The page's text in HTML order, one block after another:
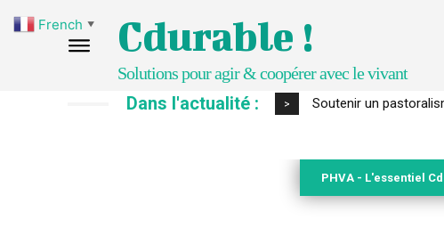
Cdurable !
Solutions pour agir & coopérer avec le vivant
Dans l'actualité : > S’inspirer de l’arbre
PHVA - L'essentiel
French ▼